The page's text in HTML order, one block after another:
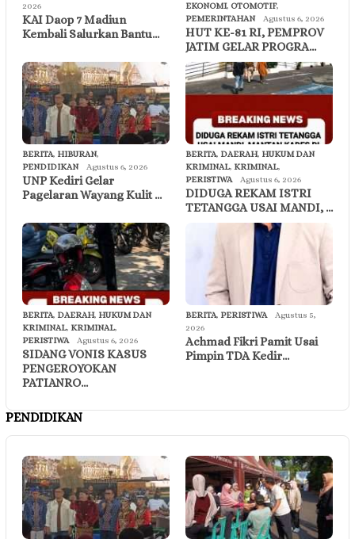
2026
KAI Daop 7 Madiun
Kembali Salurkan Bantu…
EKONOMI, OTOMOTIF,
PEMERINTAHAN
Agustus 6, 2026
HUT KE-81 RI, PEMPROV
JATIM GELAR PROGRA…
BERITA, HIBURAN,
PENDIDIKAN
Agustus 6, 2026
UNP Kediri Gelar
Pagelaran Wayang Kulit …
BERITA, DAERAH, HUKUM DAN
KRIMINAL, KRIMINAL,
PERISTIWA
Agustus 6, 2026
DIDUGA REKAM ISTRI
TETANGGA USAI MANDI, …
BERITA, DAERAH, HUKUM DAN
KRIMINAL, KRIMINAL,
PERISTIWA
Agustus 6, 2026
SIDANG VONIS KASUS
PENGEROYOKAN
PATIANRO…
BERITA, PERISTIWA
Agustus 5,
2026
Achmad Fikri Pamit Usai
Pimpin TDA Kedir…
PENDIDIKAN